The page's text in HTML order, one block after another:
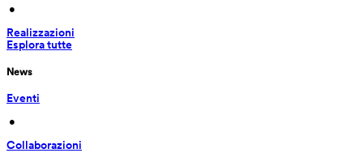
•
Realizzazioni
Esplora tutte
News
Eventi
•
Collaborazioni